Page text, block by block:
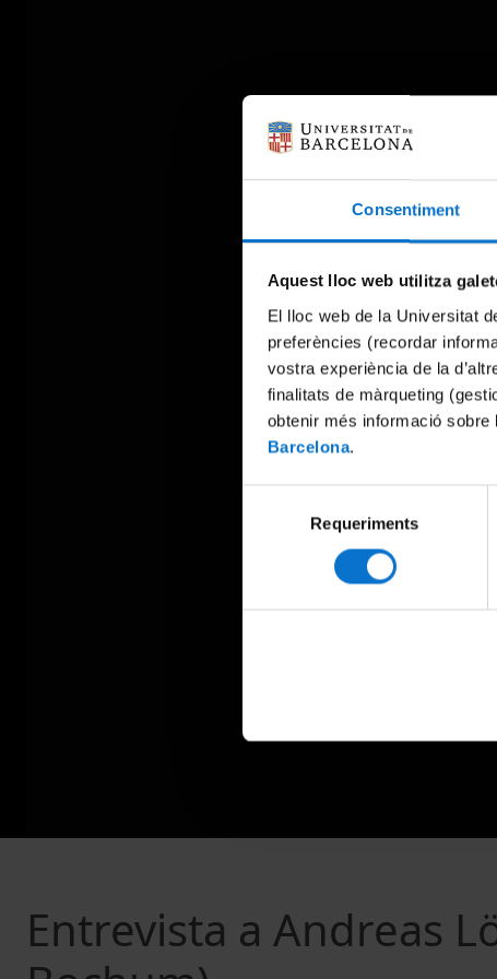
Consentiment
Aquest lloc web utilitza
El lloc web de la Universitat
preferències (recordar
vostra experiència de la
finalitats de màrqueting
obtenir més informació
Barcelona.
consentiment
Requeriments
Entrevista a Andreas